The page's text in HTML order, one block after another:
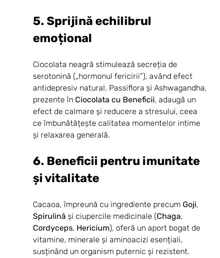
5. Sprijină echilibrul
emoțional
Ciocolata neagră stimulează secreția de
serotonină („hormonul fericirii”), având efect
antidepresiv natural. Passiflora și Ashwagandha,
prezente în Ciocolata cu Beneficii, adaugă un
efect de calmare și reducere a stresului, ceea
ce îmbunătățește calitatea momentelor intime
și relaxarea generală.
6. Beneficii pentru imunitate
și vitalitate
Cacaoa, împreună cu ingrediente precum Goji,
Spirulină și ciupercile medicinale (Chaga,
Cordyceps, Hericium), oferă un aport bogat de
vitamine, minerale și aminoacizi esențiali,
susținând un organism puternic și rezistent.